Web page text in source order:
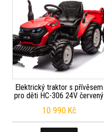
Elektrický traktor s přívěsem
pro děti HC-306 24V červený
10 990 Kč